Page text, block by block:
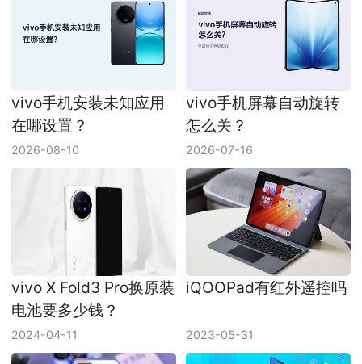
vivo手机安装未知应用
在哪设置？
2026-08-10
vivo手机屏幕自动旋转
怎么关？
2026-07-16
vivo X Fold3 Pro换原装
电池要多少钱？
2024-04-11
iQOOPad有红外遥控吗
2023-05-31